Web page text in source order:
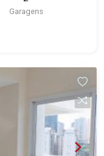
Garagens